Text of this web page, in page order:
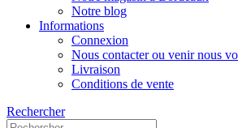
Notre blog
Informations
Connexion
Nous contacter ou venir nous
Livraison
Conditions de vente
Rechercher